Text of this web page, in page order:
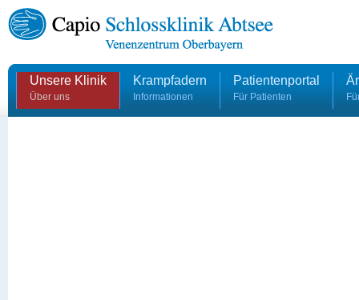
Unsere Klinik
Über uns
Krampfadern
Informationen
Patientenportal
Für Patienten